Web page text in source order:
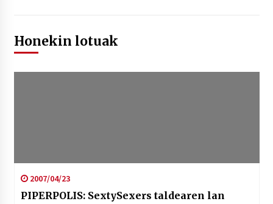
Honekin lotuak
2007/04/23
PIPERPOLIS: SextySexers taldearen lan